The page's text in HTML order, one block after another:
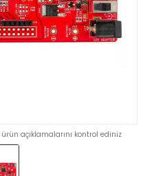
açıklamalarını kontrol ediniz